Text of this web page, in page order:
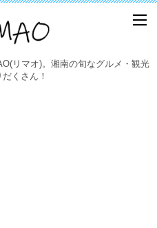
リマオ)。湘南の旬なグルメ・観光
くさん！